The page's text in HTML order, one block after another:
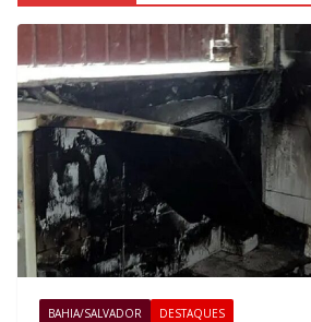
BAHIA/SALVADOR DESTAQUES